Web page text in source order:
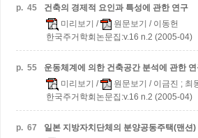
p. 45
건축의 경제적 요인과 특성에 관한 연구
미리보기 / 원문보기 / 이동헌
한국주거학회논문집:v.16 n.2 (2005-04)
p. 55 운동체계에 의한 건축공간 분석에 관한
미리보기 / 원문보기 / 이금진 ; 최
한국주거학회논문집:v.16 n.2 (2005-04)
p. 67
일본 지방자치단체의 분양공동주택(맨션